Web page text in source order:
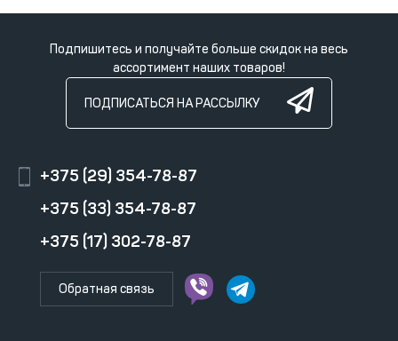
Подпишитесь и получайте больше скидок на весь
ассортимент наших товаров!
ПОДПИСАТЬСЯ НА РАССЫЛКУ
+375 (29) 354-78-87
+375 (33) 354-78-87
+375 (17) 302-78-87
Обратная связь